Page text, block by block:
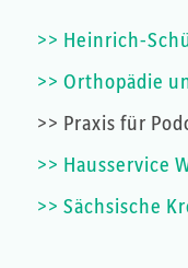
>> Heinrich-
>> Orthopädie
>> Praxis für
>> Hausservice
>> Sächsische